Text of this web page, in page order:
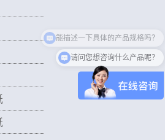
请问您想咨询什么产品呢？